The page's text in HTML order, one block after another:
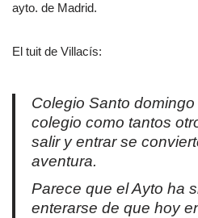
ayto. de Madrid.
El tuit de Villacís:
Colegio Santo
colegio como tantos
salir y entrar se
aventura.
Parece que el Ayto ha
enterarse de que hoy